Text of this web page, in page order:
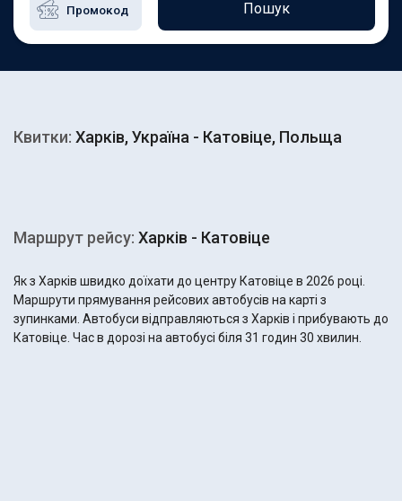
Пошук
Квитки: Харків, Україна - Катовіце, Польща
Маршрут рейсу: Харків - Катовіце
Як з Харків швидко доїхати до центру Катовіце в 2026 році.
Маршрути прямування рейсових автобусів на карті з
зупинками. Автобуси відправляються з Харків і прибувають до
Катовіце. Час в дорозі на автобусі біля 31 годин 30 хвилин.